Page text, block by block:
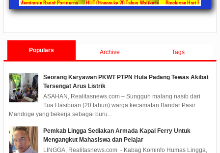
Otonom ke 20 Tahun, Walikota
Rahma Paparkan Capaian
Bingkisan Hari Raya Idul Fitri
Untuk Masyarakat Penerima DTKS
Pimpin Rapat Paripurna Tentang
Jawaban Pandangan Umum Fraksi-
Populars Archive Tags
Seorang Karyawan PKWT PTPN Huta Padang Tewas Akibat
Tersengat Arus Listrik
ASAHAN, Realitasnews.com – Sungguh malang nasib dari
Tua Hasibuan (20 tahun) warga kecamatan Bandar Pasir
Mandoge yang bekerja sebagai buru...
Pemkab Lingga Sediakan Armada Kapal Ferry Untuk
Mengangkut Mahasiswa dan Pelajar
LINGGA, Realitasnews.com - Kabag Kominfo Humas Lingga,